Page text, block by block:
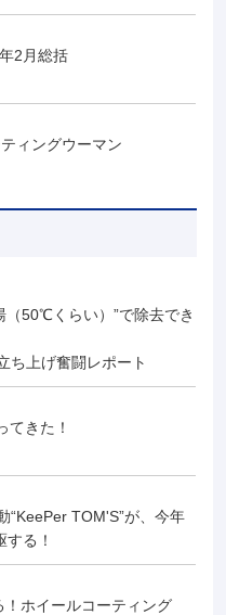
2月総括
ィングウーマン
（50℃くらい）”で除去でき
ち上げ奮闘レポート
てきた！
“KeePer TOM'S”が、今年
る！
！ホイールコーティング